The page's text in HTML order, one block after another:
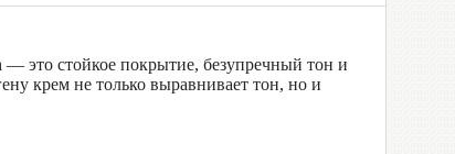
— это стойкое покрытие, безупречный тон и
крем не только выравнивает тон, но и